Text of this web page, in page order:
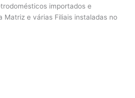
importados e
Matriz e várias Filiais instaladas no